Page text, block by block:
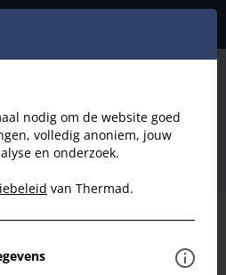
nodig om de website goed
volledig anoniem, jouw
en onderzoek.
van Thermad.
een gescheiden